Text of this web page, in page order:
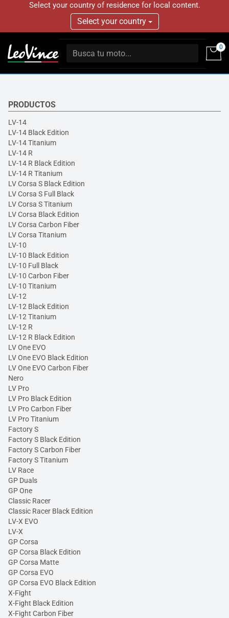
Select your country of residence for local content.
Select your country
0
PRODUCTOS
LV-14
LV-14 Black Edition
LV-14 Titanium
LV-14 R
LV-14 R Black Edition
LV-14 R Titanium
LV Corsa S Black Edition
LV Corsa S Full Black
LV Corsa S Titanium
LV Corsa Black Edition
LV Corsa Carbon Fiber
LV Corsa Titanium
LV-10
LV-10 Black Edition
LV-10 Full Black
LV-10 Carbon Fiber
LV-10 Titanium
LV-12
LV-12 Black Edition
LV-12 Titanium
LV-12 R
LV-12 R Black Edition
LV One EVO
LV One EVO Black Edition
LV One EVO Carbon Fiber
Nero
LV Pro
LV Pro Black Edition
LV Pro Carbon Fiber
LV Pro Titanium
Factory S
Factory S Black Edition
Factory S Carbon Fiber
Factory S Titanium
LV Race
GP Duals
GP One
Classic Racer
Classic Racer Black Edition
LV-X EVO
LV-X
GP Corsa
GP Corsa Black Edition
GP Corsa Matte
GP Corsa EVO
GP Corsa EVO Black Edition
X-Fight
X-Fight Black Edition
X-Fight Carbon Fiber